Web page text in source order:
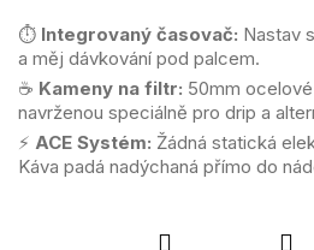
⏱️ Integrovaný časovač: Nastav
a měj dávkování pod palcem.
☕ Kameny na filtr: 50mm
navrženou speciálně pro drip a
⚡ ACE Systém: Žádná statická
Káva padá nadýchaná přímo do